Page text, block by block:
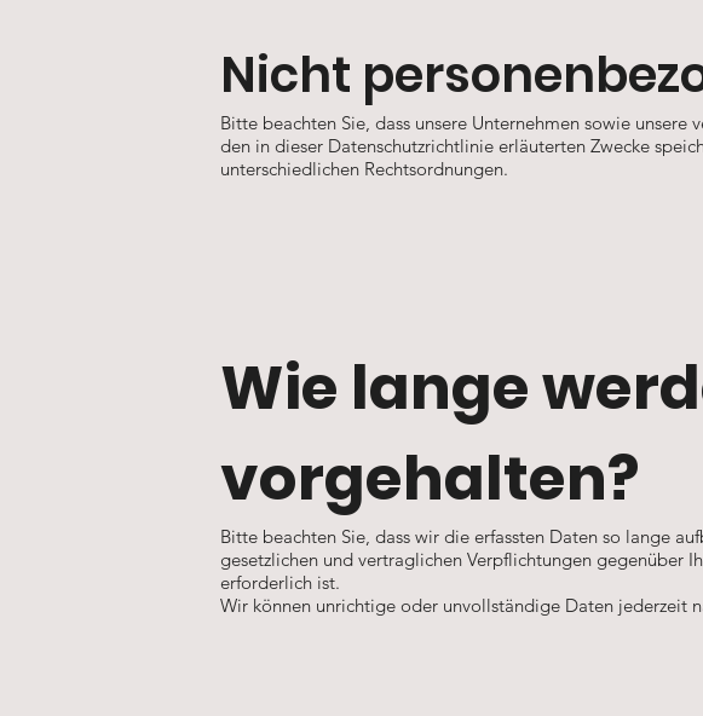
Nicht
Bitte beachten Sie, dass unsere Unternehmen sowie
den in dieser Datenschutzrichtlinie erläuterten Zwecke
unterschiedlichen Rechtsordnungen.
Wie lange
vorgehalten?
Bitte beachten Sie, dass wir die erfassten Daten so lange
gesetzlichen und vertraglichen Verpflichtungen gegenüber
erforderlich ist.
Wir können unrichtige oder unvollständige Daten jederzeit